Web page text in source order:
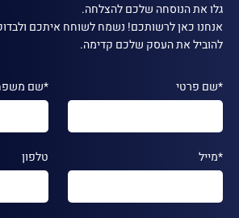
גלו את הנוסחה שלכם להצלחה.
אנחנו כאן לרשותכם! נשמח לשוחח איתכם
להוביל את העסק שלכם קדימה.
*שם פרטי
*מייל
*שם
טלפון